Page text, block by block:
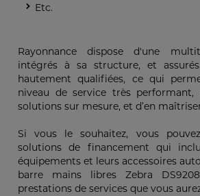
Etc.
Rayonnance dispose d'une
intégrés à sa structure, et
hautement qualifiées, ce qui
niveau de service très performant,
solutions sur mesure, et d’en
Si vous le souhaitez, vous
solutions de financement qui
équipements et leurs accessoires
barre mains libres Zebra
prestations de services que vous